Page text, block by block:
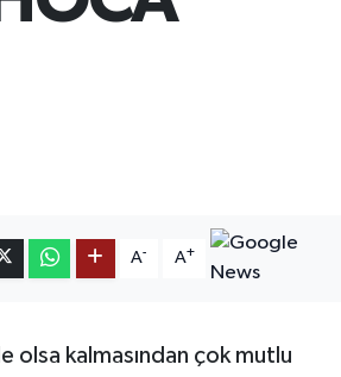
A- A+
olsa kalmasından çok mutlu